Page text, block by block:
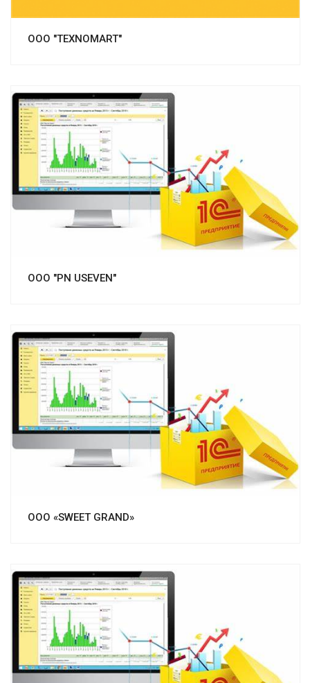
ООО "TEXNOMART"
Смотреть проект
OOO "PN USEVEN"
Смотреть проект
ООО «SWEET GRAND»
Смотреть проект